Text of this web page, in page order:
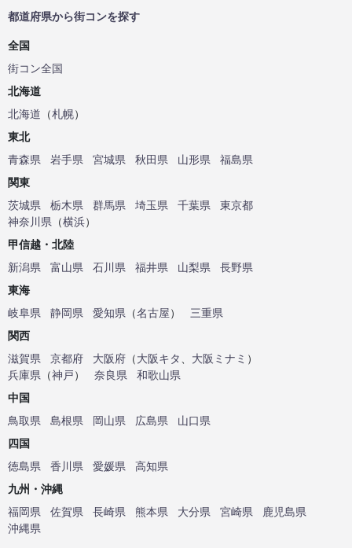
都道府県から街コンを探す
全国
街コン全国
北海道
北海道 （札幌）
東北
青森県
岩手県 宮城県 秋田県 山形県
福島県
関東
茨城県
栃木県 群馬県 埼玉県 千葉県
東京都
神奈川県 （横浜）
甲信越・北陸
新潟県
富山県 石川県 福井県 山梨県
長野県
東海
岐阜県
静岡県 愛知県 （名古屋）
三重県
関西
滋賀県
京都府 大阪府 （大阪キタ 大阪ミナミ ）
兵庫県 （神戸） 奈良県
和歌山県
中国
鳥取県
島根県 岡山県 広島県
山口県
四国
徳島県
香川県 愛媛県
高知県
九州・沖縄
福岡県
佐賀県 長崎県 熊本県 大分県 宮崎県
鹿児島県
沖縄県